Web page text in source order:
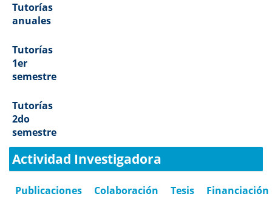
Tutorías
anuales
Tutorías
1er
semestre
Tutorías
2do
semestre
Actividad Investigadora
Publicaciones Colaboración Tesis Financiación